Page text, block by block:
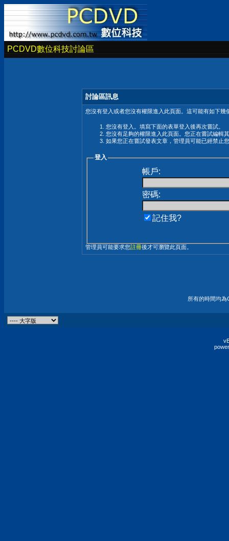
PCDVD數位科技討論區
討論區訊息
您沒有登入或者您沒有權限進入此頁面。這可能有如下幾
您沒有登入。填寫下面的表單登入後再次嘗試。
您沒有足夠的權限進入此頁面。您正在嘗試編輯
如果您正在嘗試發表文章，管理員可能已經禁止
登入
帳戶:
密碼:
記住我?
管理員可能要求您註冊後才可瀏覽此頁面。
所有的時間均為